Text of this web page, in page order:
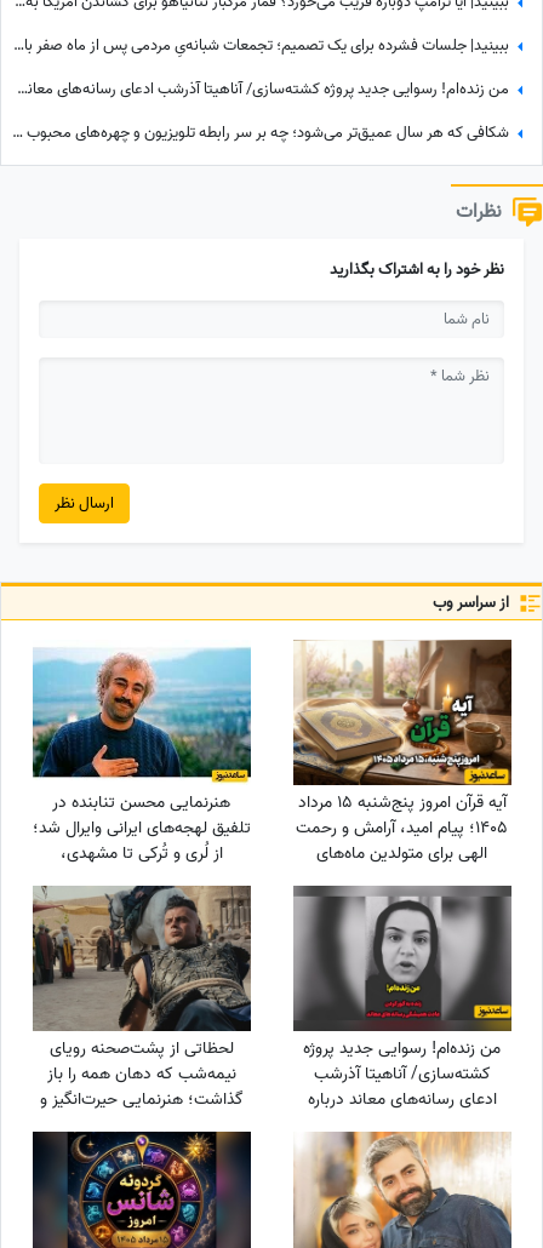
ببینید| جلسات فشرده برای یک تصمیم؛ تجمعات شبانه‌یِ مردمی پس از ماه صفر باز هم ادامه دارد؟
من زنده‌ام! رسوایی جدید پروژه‌ کشته‌سازی/ آناهیتا آذرشب ادعای رسانه‌های معاند درباره کشته‌شدنش را تکذیب کرد
شکافی که هر سال عمیق‌تر می‌شود؛ چه بر سر رابطه تلویزیون و چهره‌های محبوب آمد؟
نظرات
نظر خود را به اشتراک بگذارید
ارسال نظر
از سراسر وب
آیه قرآن امروز پنج‌شنبه 15 مرداد
1405؛ پیام امید، آرامش و رحمت
الهی برای متولدین ماه‌های
مختلف
هنرنمایی محسن تنابنده در
تلفیق لهجه‌های ایرانی وایرال شد؛
از لُری و تُرکی تا مشهدی،
مازندرانی و فارسی دری + ویدئو
من زنده‌ام! رسوایی جدید پروژه‌
کشته‌سازی/ آناهیتا آذرشب
ادعای رسانه‌های معاند درباره
کشته‌شدنش را تکذیب کرد
لحظاتی از پشت‌صحنه رویای
نیمه‌شب که دهان همه را باز
گذاشت؛ هنرنمایی حیرت‌انگیز و
جانانه روزبه حصاری بدون
بدلکار!+ویدیو